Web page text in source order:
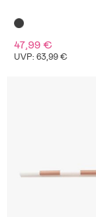
47,99 €
UVP: 63,99 €